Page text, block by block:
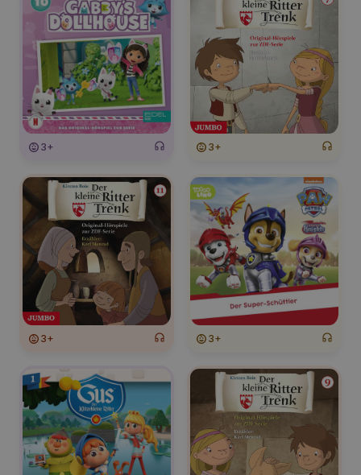
3+ 3+
3+ 3+